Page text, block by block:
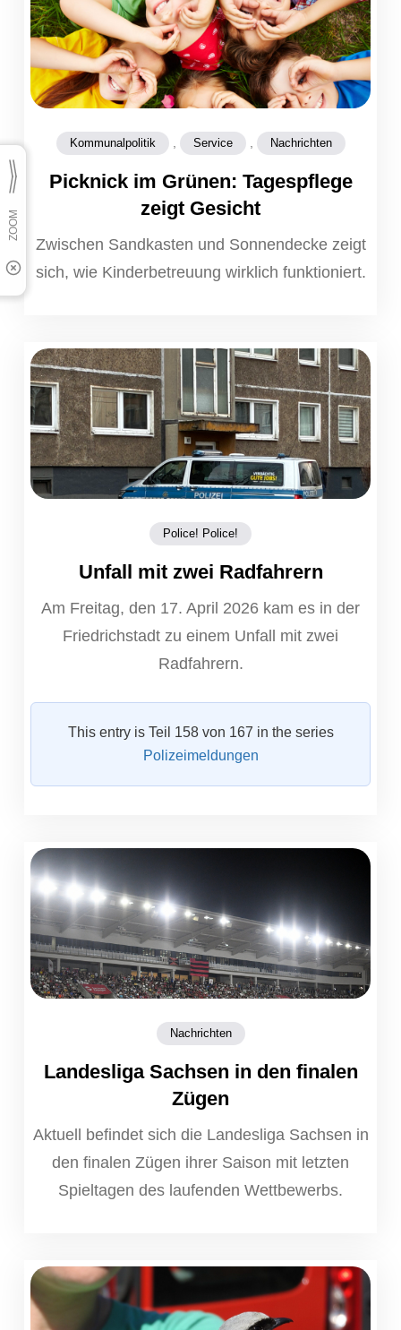
Kommunalpolitik , Service , Nachrichten
Picknick im Grünen: Tagespflege
zeigt Gesicht
Zwischen Sandkasten und Sonnendecke zeigt
sich, wie Kinderbetreuung wirklich funktioniert.
Police! Police!
Unfall mit zwei Radfahrern
Am Freitag, den 17. April 2026 kam es in der
Friedrichstadt zu einem Unfall mit zwei
Radfahrern.
This entry is Teil 158 von 167 in the series
Polizeimeldungen
Nachrichten
Landesliga Sachsen in den finalen
Zügen
Aktuell befindet sich die Landesliga Sachsen in
den finalen Zügen ihrer Saison mit letzten
Spieltagen des laufenden Wettbewerbs.